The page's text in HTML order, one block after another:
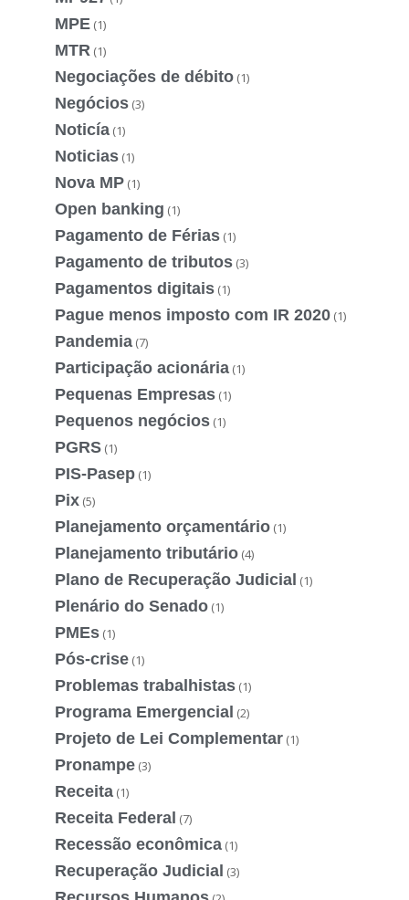
MPE (1)
MTR (1)
Negociações de débito (1)
Negócios (3)
Noticía (1)
Noticias (1)
Nova MP (1)
Open banking (1)
Pagamento de Férias (1)
Pagamento de tributos (3)
Pagamentos digitais (1)
Pague menos imposto com IR 2020 (1)
Pandemia (7)
Participação acionária (1)
Pequenas Empresas (1)
Pequenos negócios (1)
PGRS (1)
PIS-Pasep (1)
Pix (5)
Planejamento orçamentário (1)
Planejamento tributário (4)
Plano de Recuperação Judicial (1)
Plenário do Senado (1)
PMEs (1)
Pós-crise (1)
Problemas trabalhistas (1)
Programa Emergencial (2)
Projeto de Lei Complementar (1)
Pronampe (3)
Receita (1)
Receita Federal (7)
Recessão econômica (1)
Recuperação Judicial (3)